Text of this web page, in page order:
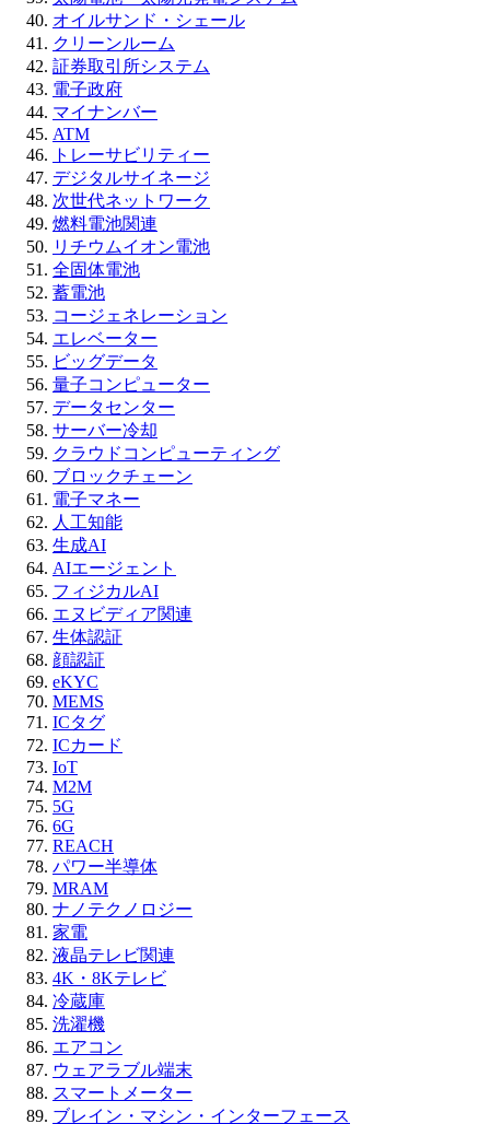
オイルサンド・シェール
クリーンルーム
証券取引所システム
電子政府
マイナンバー
ATM
トレーサビリティー
デジタルサイネージ
次世代ネットワーク
燃料電池関連
リチウムイオン電池
全固体電池
蓄電池
コージェネレーション
エレベーター
ビッグデータ
量子コンピューター
データセンター
サーバー冷却
クラウドコンピューティング
ブロックチェーン
電子マネー
人工知能
生成AI
AIエージェント
フィジカルAI
エヌビディア関連
生体認証
顔認証
eKYC
MEMS
ICタグ
ICカード
IoT
M2M
5G
6G
REACH
パワー半導体
MRAM
ナノテクノロジー
家電
液晶テレビ関連
4K・8Kテレビ
冷蔵庫
洗濯機
エアコン
ウェアラブル端末
スマートメーター
ブレイン・マシン・インターフェース